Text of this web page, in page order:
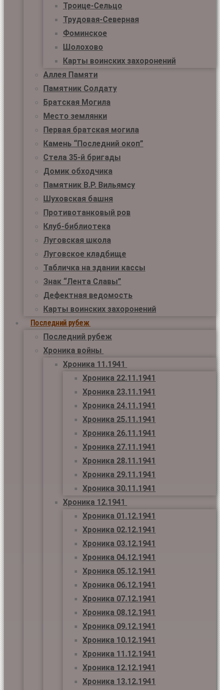
Троице-Сельцо
Трудовая-Северная
Фоминское
Шолохово
Карты воинских захоронений
Аллея Памяти
Памятник Солдату
Братская Могила
Место землянки
Первая братская могила
Камень “Последний окоп”
Стела 35-й бригады
Домик обходчика
Памятник В.Р. Вильямсу
Шуховская башня
Противотанковый ров
Клуб-библиотека
Луговская школа
Луговское кладбище
Табличка на здании кассы
Знак “Лента Славы”
Дефектная ведомость
Карты воинских захоронений
Последний рубеж
Последний рубеж
Хроника войны
Хроника 11.1941
Хроника 22.11.1941
Хроника 23.11.1941
Хроника 24.11.1941
Хроника 25.11.1941
Хроника 26.11.1941
Хроника 27.11.1941
Хроника 28.11.1941
Хроника 29.11.1941
Хроника 30.11.1941
Хроника 12.1941
Хроника 01.12.1941
Хроника 02.12.1941
Хроника 03.12.1941
Хроника 04.12.1941
Хроника 05.12.1941
Хроника 06.12.1941
Хроника 07.12.1941
Хроника 08.12.1941
Хроника 09.12.1941
Хроника 10.12.1941
Хроника 11.12.1941
Хроника 12.12.1941
Хроника 13.12.1941